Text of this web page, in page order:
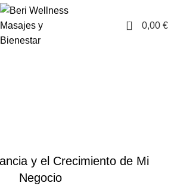
0 0,00 €
y el Crecimiento de Mi
Negocio